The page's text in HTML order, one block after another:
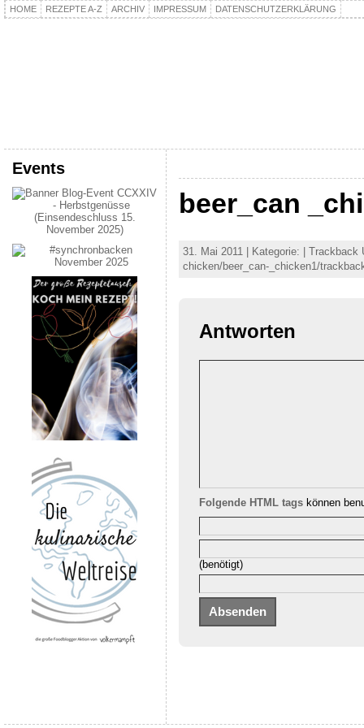
HOME REZEPTE A-Z ARCHIV IMPRESSUM DATENSCHUTZERKLÄRUNG
Events
beer_can
31. Mai 2011 | Kategorie: |
chicken/beer_can-_chicken1/
Antworten
Folgende HTML tagskönnen
(benötigt)